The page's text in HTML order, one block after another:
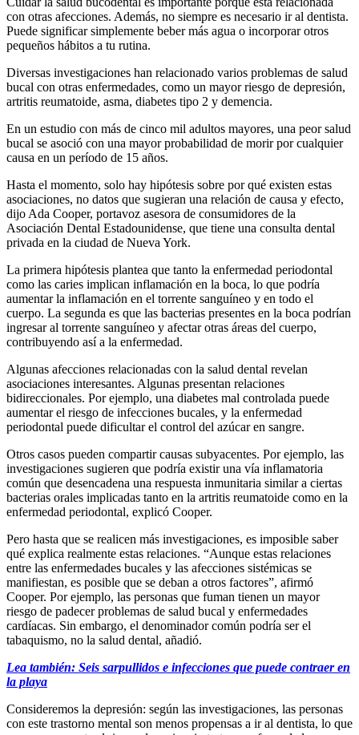
con otras afecciones. Además, no siempre es necesario ir al dentista.
Puede significar simplemente beber más agua o incorporar otros
pequeños hábitos a tu rutina.
Diversas investigaciones han relacionado varios problemas de salud
bucal con otras enfermedades, como un mayor riesgo de depresión,
artritis reumatoide, asma, diabetes tipo 2 y demencia.
En un estudio con más de cinco mil adultos mayores, una peor salud
bucal se asoció con una mayor probabilidad de morir por cualquier
causa en un período de 15 años.
Hasta el momento, solo hay hipótesis sobre por qué existen estas
asociaciones, no datos que sugieran una relación de causa y efecto,
dijo Ada Cooper, portavoz asesora de consumidores de la
Asociación Dental Estadounidense, que tiene una consulta dental
privada en la ciudad de Nueva York.
La primera hipótesis plantea que tanto la enfermedad periodontal
como las caries implican inflamación en la boca, lo que podría
aumentar la inflamación en el torrente sanguíneo y en todo el
cuerpo. La segunda es que las bacterias presentes en la boca podrían
ingresar al torrente sanguíneo y afectar otras áreas del cuerpo,
contribuyendo así a la enfermedad.
Algunas afecciones relacionadas con la salud dental revelan
asociaciones interesantes. Algunas presentan relaciones
bidireccionales. Por ejemplo, una diabetes mal controlada puede
aumentar el riesgo de infecciones bucales, y la enfermedad
periodontal puede dificultar el control del azúcar en sangre.
Otros casos pueden compartir causas subyacentes. Por ejemplo, las
investigaciones sugieren que podría existir una vía inflamatoria
común que desencadena una respuesta inmunitaria similar a ciertas
bacterias orales implicadas tanto en la artritis reumatoide como en la
enfermedad periodontal, explicó Cooper.
Pero hasta que se realicen más investigaciones, es imposible saber
qué explica realmente estas relaciones. “Aunque estas relaciones
entre las enfermedades bucales y las afecciones sistémicas se
manifiestan, es posible que se deban a otros factores”, afirmó
Cooper. Por ejemplo, las personas que fuman tienen un mayor
riesgo de padecer problemas de salud bucal y enfermedades
cardíacas. Sin embargo, el denominador común podría ser el
tabaquismo, no la salud dental, añadió.
Lea también: Seis sarpullidos e infecciones que puede contraer en
la playa
Consideremos la depresión: según las investigaciones, las personas
con este trastorno mental son menos propensas a ir al dentista, lo que